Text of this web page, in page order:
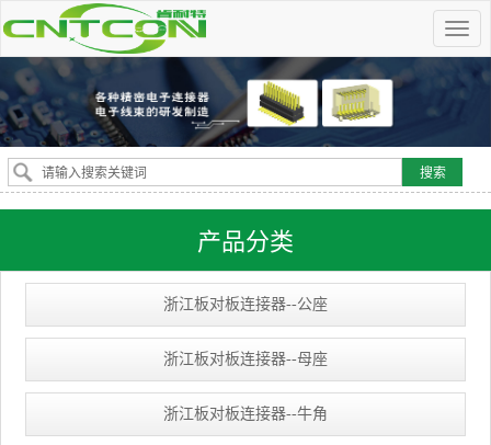
产品分类
浙江板对板连接器--公座
浙江板对板连接器--母座
浙江板对板连接器--牛角